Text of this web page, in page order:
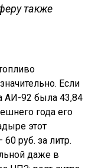
также
Если
АИ-92 была 43,84
года его
этот
руб. за литр.
даже в